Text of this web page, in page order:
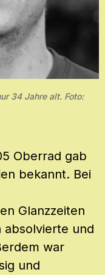
34 Jahre alt. Foto:
Oberrad gab
bekannt. Bei
Glanzzeiten
absolvierte und
war
und